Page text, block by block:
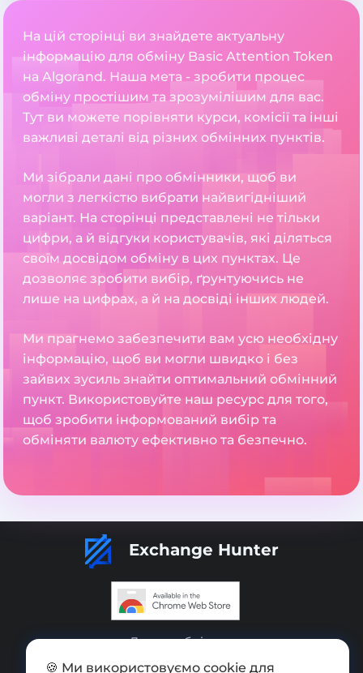
На цій сторінці ви знайдете актуальну
інформацію для обміну Basic Attention Token
на Algorand. Наша мета - зробити процес
обміну простішим та зрозумілішим для вас.
Тут ви можете порівняти курси, комісії та інші
важливі деталі від різних обмінних пунктів.
Ми зібрали дані про обмінники, щоб ви
могли з легкістю вибрати найвигідніший
варіант. На сторінці представлені не тільки
цифри, а й відгуки користувачів, які діляться
своїм досвідом обміну в цих пунктах. Це
дозволяє зробити вибір, ґрунтуючись не
лише на цифрах, а й на досвіді інших людей.
Ми прагнемо забезпечити вам усю необхідну
інформацію, щоб ви могли швидко і без
зайвих зусиль знайти оптимальний обмінний
пункт. Використовуйте наш ресурс для того,
щоб зробити інформований вибір та
обміняти валюту ефективно та безпечно.
Exchange Hunter
Додати обмінник
🍪 Ми використовуємо cookie для